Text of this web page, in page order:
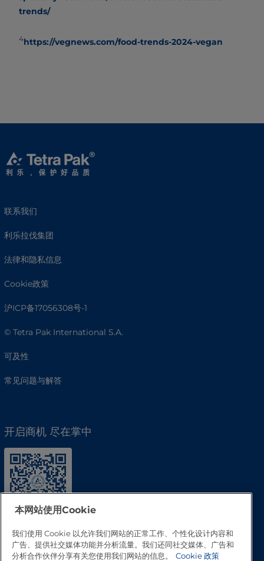
trends/
4https://vegnews.com/food-trends-2024-vegan
联系我们
利乐拉伐集团
法律和隐私信息
Cookie政策
沪ICP备17056308号-1
© Tetra Pak International S.A.
可及性
常见问题与解答
开启商机 尽在掌中
本网站使用Cookie
我们使用 Cookie 以允许我们网站的正常工作、个性化设计内容和
广告、提供社交媒体功能并分析流量。我们还同社交媒体、广告和
分析合作伙伴分享有关您使用我们网站的信息。
Cookie 政策